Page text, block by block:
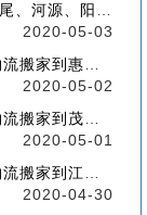
程、价格和收费标准
2020-05-03
价格、电话、标准
2020-05-02
价格、电话、标准
2020-05-01
价格、电话、标准
2020-04-30